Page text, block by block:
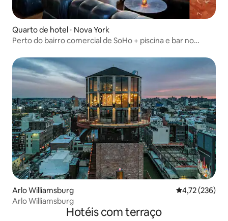
Quarto de hotel ⋅ Nova York
Perto do bairro comercial de SoHo + piscina e bar no
Arlo Williamsburg 4,72 de uma
4,72 (236)
Arlo Williamsburg
Hotéis com terraço